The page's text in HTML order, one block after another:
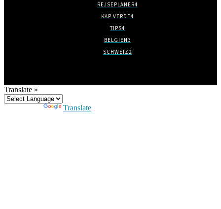
REJSEPLANER4
KAP VERDE4
TIPS4
BELGIEN3
SCHWEIZ2
Translate »
Translate